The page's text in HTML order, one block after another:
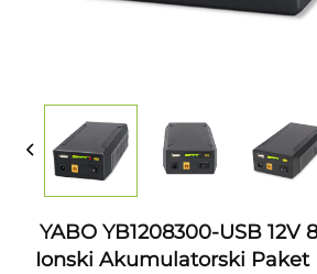
YABO YB1208300-USB
Ionski Akumulatorski Paket